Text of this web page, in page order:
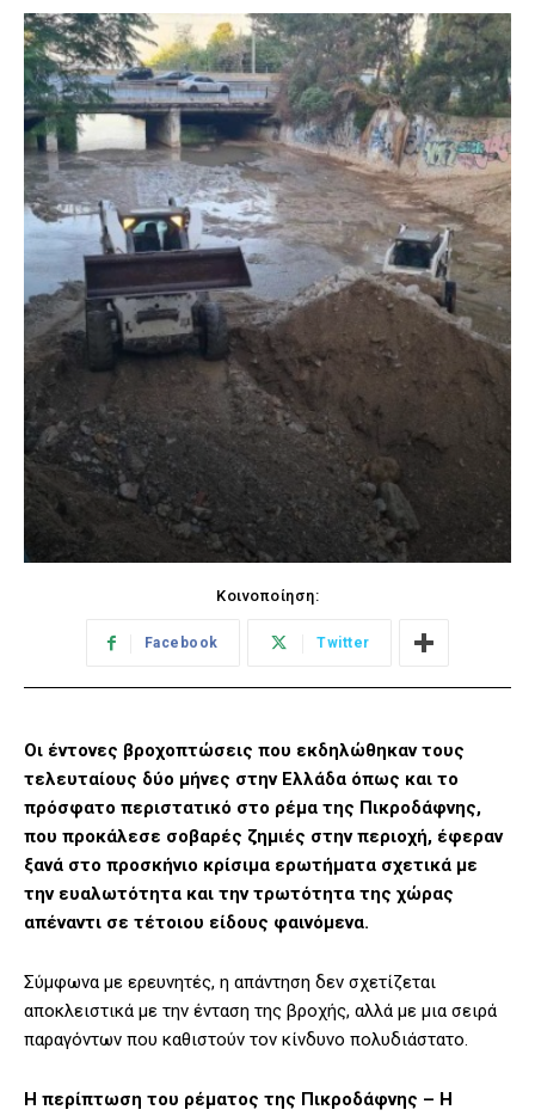
Κοινοποίηση:
Facebook Twitter
Οι έντονες βροχοπτώσεις που εκδηλώθηκαν τους
τελευταίους δύο μήνες στην Ελλάδα όπως και το
πρόσφατο περιστατικό στο ρέμα της Πικροδάφνης,
που προκάλεσε σοβαρές ζημιές στην περιοχή, έφεραν
ξανά στο προσκήνιο κρίσιμα ερωτήματα σχετικά με
την ευαλωτότητα και την τρωτότητα της χώρας
απέναντι σε τέτοιου είδους φαινόμενα.
Σύμφωνα με ερευνητές, η απάντηση δεν σχετίζεται
αποκλειστικά με την ένταση της βροχής, αλλά με μια σειρά
παραγόντων που καθιστούν τον κίνδυνο πολυδιάστατο.
Η περίπτωση του ρέματος της Πικροδάφνης – Η